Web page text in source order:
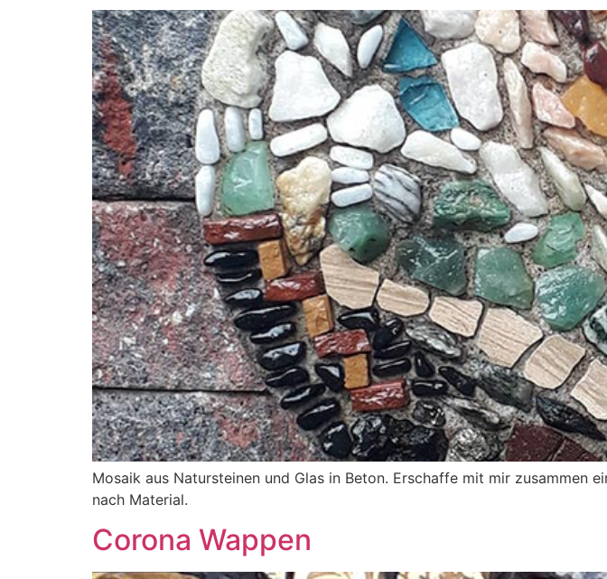
Mosaik aus Natursteinen und Glas in Beton. Erschaffe mit mir zusammen
nach Material.
Corona Wappen